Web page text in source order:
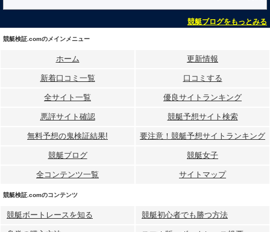
競艇ブログをもっとみる
競艇検証.comのメインメニュー
ホーム 更新情報
新着口コミ一覧 口コミする
全サイト一覧 優良サイトランキング
悪評サイト確認 競艇予想サイト検索
無料予想の⻤検証結果! 要注意！競艇予想サイトランキング
競艇ブログ 競艇女子
全コンテンツ一覧 サイトマップ
競艇検証.comのコンテンツ
競艇ボートレースを知る 競艇初心者でも勝つ方法